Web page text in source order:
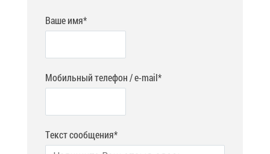
Ваше имя*
Мобильный телефон / e-mail*
Текст сообщения*